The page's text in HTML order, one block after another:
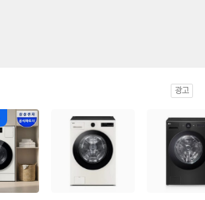
광고